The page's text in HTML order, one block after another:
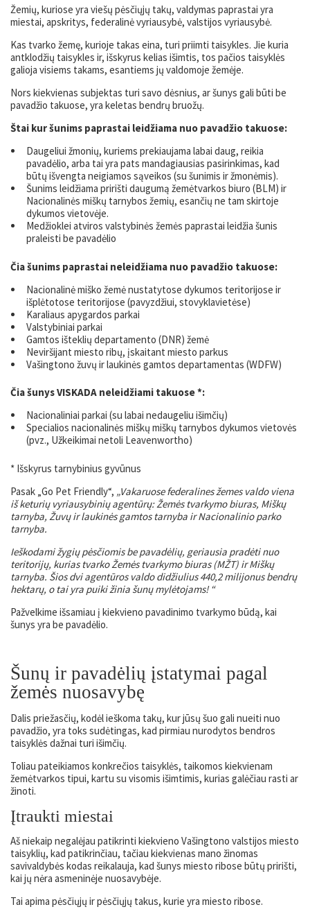
Žemių, kuriose yra viešų pėsčiųjų takų, valdymas paprastai yra
miestai, apskritys, federalinė vyriausybė, valstijos vyriausybė.
Kas tvarko žemę, kurioje takas eina, turi priimti taisykles. Jie kuria
antklodžių taisykles ir, išskyrus kelias išimtis, tos pačios taisyklės
galioja visiems takams, esantiems jų valdomoje žemėje.
Nors kiekvienas subjektas turi savo dėsnius, ar šunys gali būti be
pavadžio takuose, yra keletas bendrų bruožų.
Štai kur šunims paprastai leidžiama nuo pavadžio takuose:
Daugeliui žmonių, kuriems prekiaujama labai daug, reikia
pavadėlio, arba tai yra pats mandagiausias pasirinkimas, kad
būtų išvengta neigiamos sąveikos (su šunimis ir žmonėmis).
Šunims leidžiama pririšti daugumą žemėtvarkos biuro (BLM) ir
Nacionalinės miškų tarnybos žemių, esančių ne tam skirtoje
dykumos vietovėje.
Medžioklei atviros valstybinės žemės paprastai leidžia šunis
praleisti be pavadėlio
Čia šunims paprastai neleidžiama nuo pavadžio takuose:
Nacionalinė miško žemė nustatytose dykumos teritorijose ir
išplėtotose teritorijose (pavyzdžiui, stovyklavietėse)
Karaliaus apygardos parkai
Valstybiniai parkai
Gamtos išteklių departamento (DNR) žemė
Neviršijant miesto ribų, įskaitant miesto parkus
Vašingtono žuvų ir laukinės gamtos departamentas (WDFW)
Čia šunys VISKADA neleidžiami takuose *:
Nacionaliniai parkai (su labai nedaugeliu išimčių)
Specialios nacionalinės miškų miškų tarnybos dykumos vietovės
(pvz., Užkeikimai netoli Leavenwortho)
* Išskyrus tarnybinius gyvūnus
Pasak „Go Pet Friendly“, „Vakaruose federalines žemes valdo viena
iš keturių vyriausybinių agentūrų: Žemės tvarkymo biuras, Miškų
tarnyba, Žuvų ir laukinės gamtos tarnyba ir Nacionalinio parko
tarnyba.
Ieškodami žygių pėsčiomis be pavadėlių, geriausia pradėti nuo
teritorijų, kurias tvarko Žemės tvarkymo biuras (MŽT) ir Miškų
tarnyba. Šios dvi agentūros valdo didžiulius 440,2 milijonus bendrų
hektarų, o tai yra puiki žinia šunų mylėtojams! “
Pažvelkime išsamiau į kiekvieno pavadinimo tvarkymo būdą, kai
šunys yra be pavadėlio.
Šunų ir pavadėlių įstatymai pagal
žemės nuosavybę
Dalis priežasčių, kodėl ieškoma takų, kur jūsų šuo gali nueiti nuo
pavadžio, yra toks sudėtingas, kad pirmiau nurodytos bendros
taisyklės dažnai turi išimčių.
Toliau pateikiamos konkrečios taisyklės, taikomos kiekvienam
žemėtvarkos tipui, kartu su visomis išimtimis, kurias galėčiau rasti ar
žinoti.
Įtraukti miestai
Aš niekaip negalėjau patikrinti kiekvieno Vašingtono valstijos miesto
taisyklių, kad patikrinčiau, tačiau kiekvienas mano žinomas
savivaldybės kodas reikalauja, kad šunys miesto ribose būtų pririšti,
kai jų nėra asmeninėje nuosavybėje.
Tai apima pėsčiųjų ir pėsčiųjų takus, kurie yra miesto ribose.